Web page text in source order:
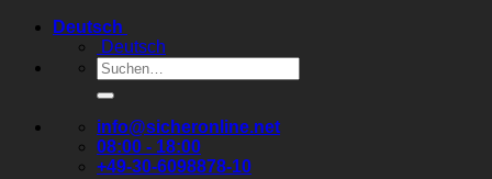
Zum
springen
Deutsch
Deutsch
Suchen
nach:
info@sicheronline.net
08:00 - 18:00
+49-30-6098878-10